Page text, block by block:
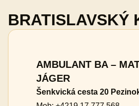
BRATISLAVSKÝ
AMBULANT BA –
JÁGER
Šenkvická cesta 20